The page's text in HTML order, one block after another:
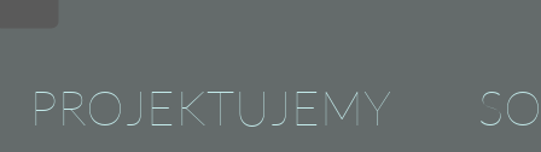
PROJEKTUJEMY